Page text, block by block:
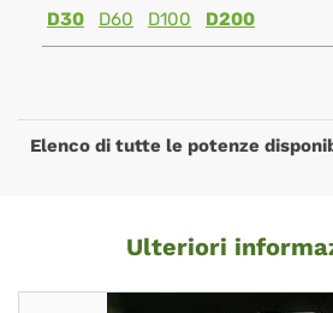
D30
D60 D100 D200
Elenco di tutte le potenze
Ulteriori